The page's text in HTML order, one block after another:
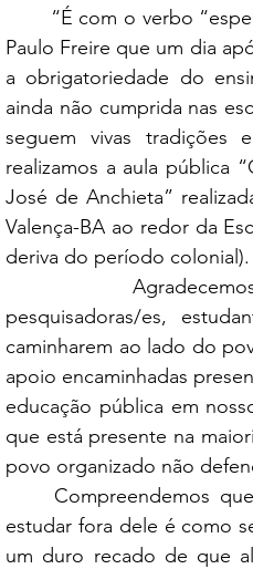
Paulo Freire que um dia
a obrigatoriedade do
ainda não cumprida nas
seguem vivas tradições
realizamos a aula pública
José de Anchieta”
Valença-BA ao redor da
deriva do período colonial).
pesquisadoras/es,
caminharem ao lado do
apoio encaminhadas
educação pública em
que está presente na
povo organizado não
estudar fora dele é como
um duro recado de que